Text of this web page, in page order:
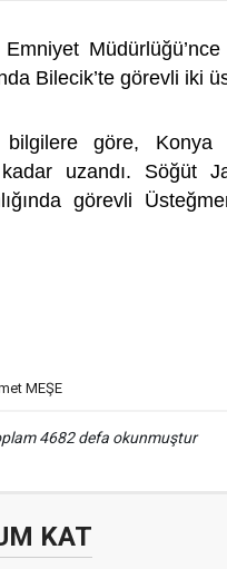
Bilecik’te görevli iki
bilgilere göre, Konya
kadar uzandı. Söğüt
görevli
MEŞE
4682 defa okunmuştur
KAT